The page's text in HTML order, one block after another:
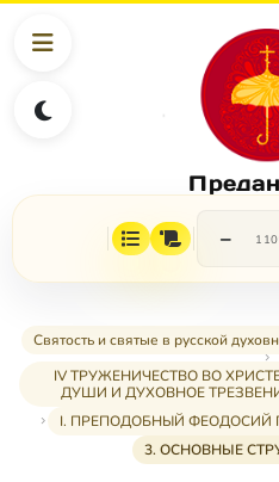
−
Святость и святые в русской
IV ТРУЖЕНИЧЕСТВО ВО
ДУШИ И ДУХОВНОЕ
I. ПРЕПОДОБНЫЙ ФЕОДОСИЙ
3. ОСНОВНЫЕ